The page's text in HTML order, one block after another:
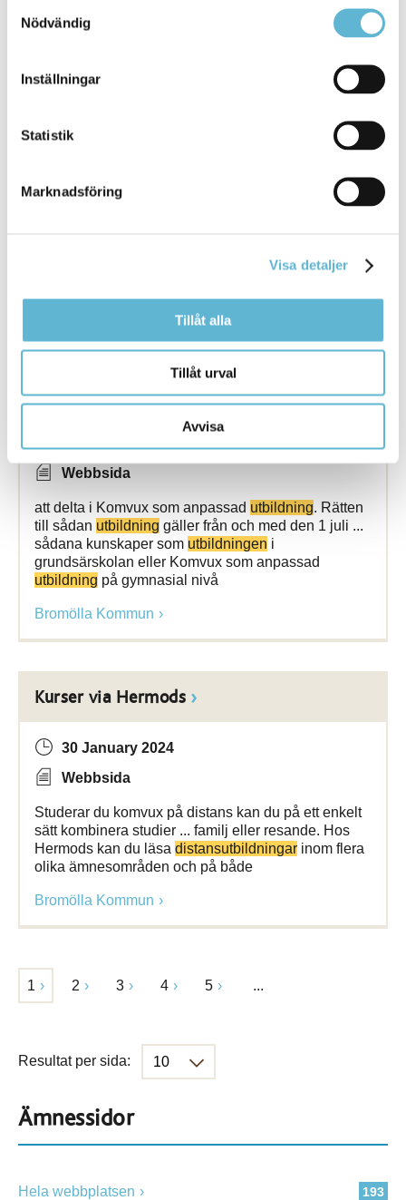
Nödvändig
Inställningar
Statistik
Marknadsföring
Visa detaljer
Tillåt alla
Tillåt urval
Avvisa
för lärare
– APILU
11 February 2025
Arbetsplatsintegrerad lärarutbildning (APILU) är en
utbildningför vuxna (extern
samordnare)
Webbsida
att delta i Komvux som anpassad utbildning. Rätten
till sådan utbildning gäller från och med den 1 juli ...
sådana kunskaper som utbildningen i
grundsärskolan eller Komvux som anpassad
utbildning på gymnasial nivå
Bromölla Kommun
Kurser via Hermods
30 January 2024
Webbsida
Studerar du komvux på distans kan du på ett enkelt
sätt kombinera studier ... familj eller resande. Hos
Hermods kan du läsa distansutbildningar inom flera
olika ämnesområden och på både
Bromölla Kommun
1 2 3 4 5 ...
Resultat per sida:
Ämnessidor
193
Hela webbplatsen